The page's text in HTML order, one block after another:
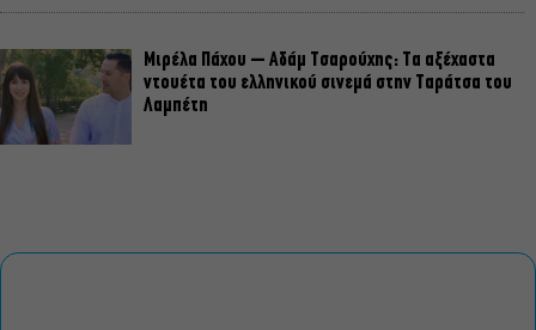
Μιρέλα Πάχου – Αδάμ Τσαρούχης: Τα αξέχαστα
ντουέτα του ελληνικού σινεμά στην Ταράτσα του
Λαμπέτη